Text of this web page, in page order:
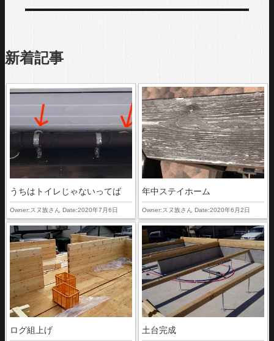
ー
ョ
ン
新着記事
うちはトイレじゃないってば
Owner:スヌ族さん Date:2020年7月6日
年中ステイホーム
Owner:スヌ族さん Date:2020年6月2日
ログ組上げ 土台完成